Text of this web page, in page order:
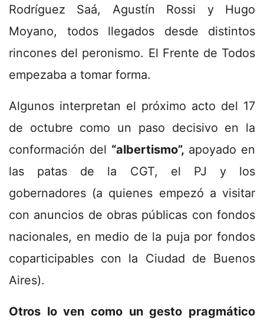
Rodríguez Saá, Agustín Rossi y Hugo
Moyano, todos llegados desde distintos
rincones del peronismo. El Frente de Todos
empezaba a tomar forma.
Algunos interpretan el próximo acto del 17
de octubre como un paso decisivo en la
conformación del “albertismo”, apoyado en
las patas de la CGT, el PJ y los
gobernadores (a quienes empezó a visitar
con anuncios de obras públicas con fondos
nacionales, en medio de la puja por fondos
coparticipables con la Ciudad de Buenos
Aires).
Otros lo ven como un gesto pragmático